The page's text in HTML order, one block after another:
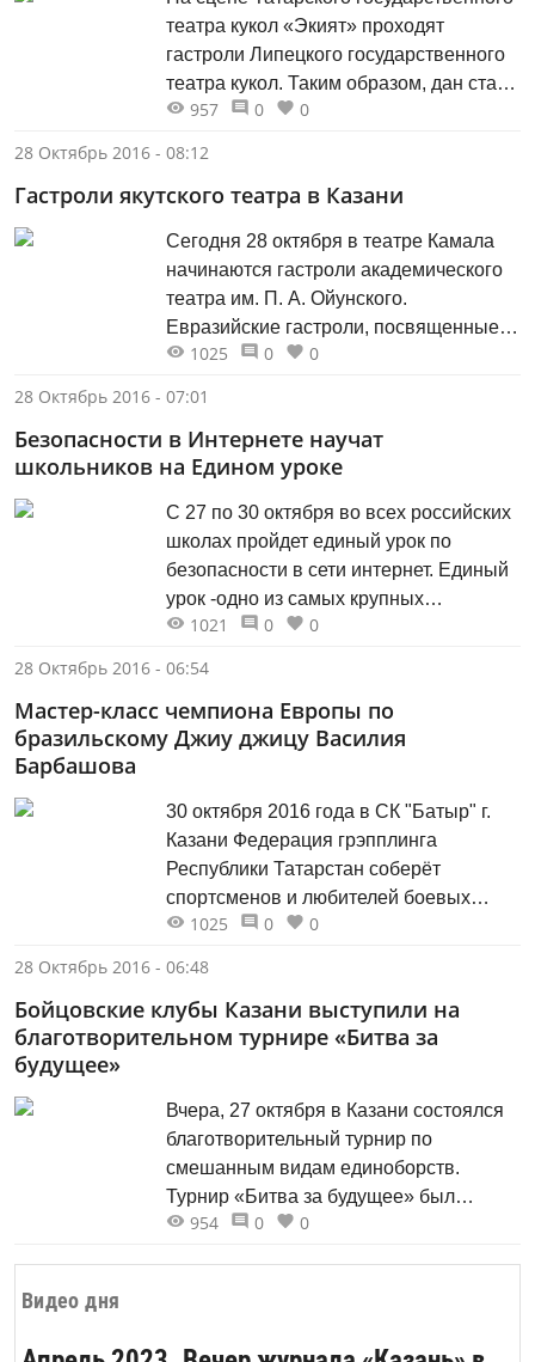
Видео дня
оплачивать услуги сотовой связи
операторов. С помощью мобильного
приложения теперь...
театра кукол «Экият» проходят
гастроли Липецкого государственного
театра кукол. Таким образом, дан старт
масштабному проекту - обменным
Липецке. Обменные гастроли - это
уникальным творческим опытом и
установить новые...
957 0
0
28 Октябрь 2016 - 08:12
Гастроли якутского театра в Казани
Сегодня 28 октября в театре Камала
начинаются гастроли академического
театра им. П. А. Ойунского.
Евразийские гастроли, посвященные
110-летию якутского театра, проходят
театр связывает многолетняя дружба.
Якутский театр принимал участие в
фестивале «Навруз», а в 2017 году...
1025 0
0
28 Октябрь 2016 - 07:01
Безопасности в Интернете научат
школьников на Едином уроке
С 27 по 30 октября во всех российских
школах пройдет единый урок по
безопасности в сети интернет. Единый
урок -одно из самых крупных
мероприятий в сфере российского
направленных на повышение уровня
кибербезопасности, обеспечения
педагогической общественности к
проблеме детской безопасности...
1021 0
0
28 Октябрь 2016 - 06:54
Мастер-класс чемпиона Европы по
бразильскому Джиу джицу Василия
Барбашова
30 октября 2016 года в СК "Батыр" г.
Казани Федерация грэпплинга
Республики Татарстан соберёт
спортсменов и любителей боевых
искусств на благотворительном
Барбашова. Азат Сабиров, президент
федерациигрэпплинга РТ (вице-
борьбы РТ): "Мы проводим это
мероприятие не только с целью
повысить мастерство...
1025 0
0
28 Октябрь 2016 - 06:48
Бойцовские клубы Казани выступили на
благотворительном турнире «Битва за
будущее»
Вчера, 27 октября в Казани состоялся
благотворительный турнир по
смешанным видам единоборств.
Турнир «Битва за будущее» был
организован в поддержку детей с
954 0 0